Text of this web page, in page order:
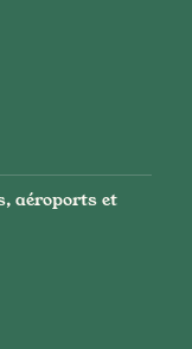
aéroports et